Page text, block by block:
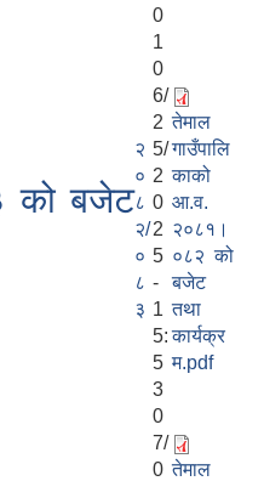
0
1
को बजेट
२
०
८
२/
०
८
३
0
6/
2
5/
2
0
2
5
-
1
5:
5
3
तेमाल
गाउँपालि
काको
आ.व.
२०८१।
०८२ को
बजेट
तथा
कार्यक्र
म.pdf
0
7/
0 तेमाल